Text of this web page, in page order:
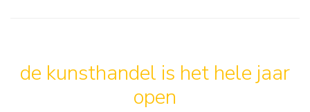
de kunsthandel is het hele jaar
open